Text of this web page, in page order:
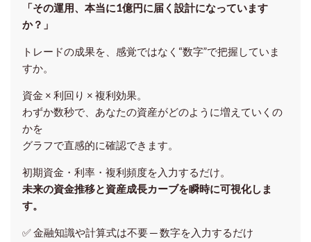
「その運用、本当に1億円に届く設計になっています
か？」
トレードの成果を、感覚ではなく“数字”で把握していま
すか。
資金 × 利回り × 複利効果。
わずか数秒で、あなたの資産がどのように増えていくの
かを
グラフで直感的に確認できます。
初期資金・利率・複利頻度を入力するだけ。
未来の資金推移と資産成長カーブを瞬時に可視化しま
す。
✅ 金融知識や計算式は不要 ─ 数字を入力するだけ